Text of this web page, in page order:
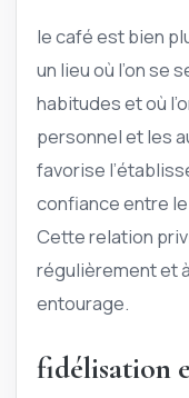
le café est bien
un lieu où l’on se
habitudes et où
personnel et les
favorise
confiance entre
Cette relation
régulièrement et
entourage.
fidélisation